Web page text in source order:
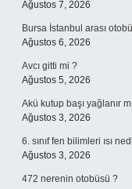
Ağustos 7, 2026
Bursa İstanbul arası
Ağustos 6, 2026
Avcı gitti mi ?
Ağustos 5, 2026
Akü kutup başı yağlanır
Ağustos 3, 2026
6. sınıf fen bilimleri ısı
Ağustos 3, 2026
472 nerenin otobüsü ?